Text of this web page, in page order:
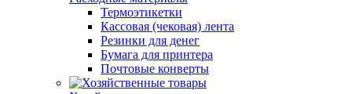
Термоэтикетки
Кассовая (чековая) лента
Резинки для денег
Бумага для принтера
Почтовые конверты